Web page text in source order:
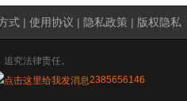
式 | 使用协议 | 隐私政策 | 版权隐私
究法律责任。
2385656146